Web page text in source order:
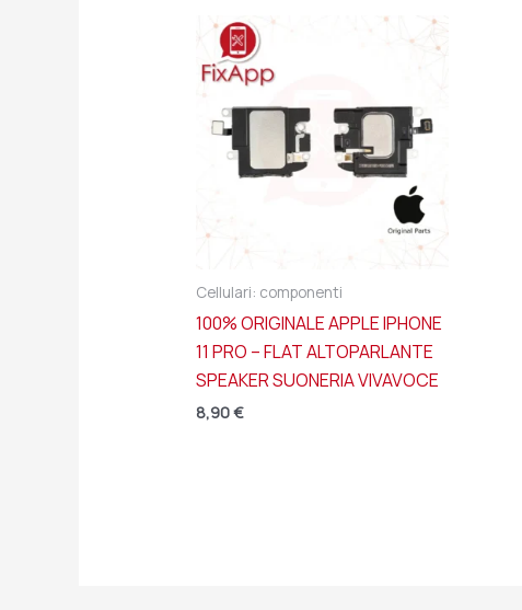
Cellulari: componenti
100% ORIGINALE APPLE IPHONE
11 PRO – FLAT ALTOPARLANTE
SPEAKER SUONERIA VIVAVOCE
8,90€